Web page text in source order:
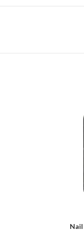
נוזל אקריל 484 מל’ סגול Nail